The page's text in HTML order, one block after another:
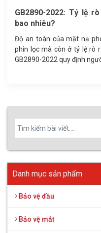
Giày bảo hộ KingPro
lớn cho doanh nghiệp,
Giày bảo hộ KingPro
ứng nhu cầu trang bị bảo
máy sản xuất, công trình
Danh mục sản phẩm
Bảo vệ đầu
Bảo vệ mắt